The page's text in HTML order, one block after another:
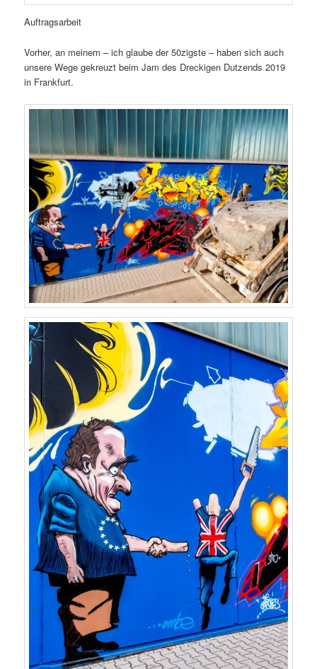
Auftragsarbeit
Vorher, an meinem – ich glaube der 50zigste – haben sich auch
unsere Wege gekreuzt beim Jam des Dreckigen Dutzends 2019
in Frankfurt.